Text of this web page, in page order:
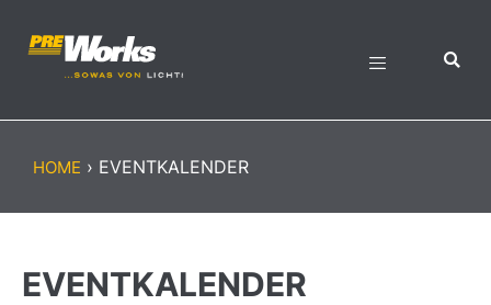
HOME › EVENTKALENDER
EVENTKALENDER